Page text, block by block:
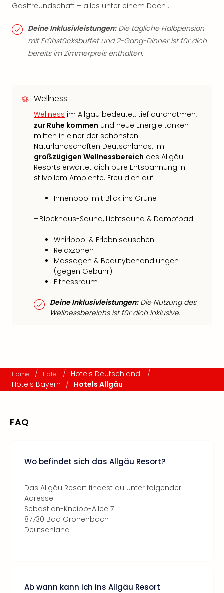
Gastfreundschaft – alles unter einem Dach .
Deine Inklusivleistungen:Die tägliche Halbpension
mit Frühstücksbuffet und 2-Gang-Dinner ist für dich
bereits im Zimmerpreis enthalten.
Wellness
Wellness im Allgäu bedeutet: tief durchatmen,
zur Ruhe kommen und neue Energie tanken –
mitten in einer der schönsten
Naturlandschaften Deutschlands. Im
großzügigen Wellnessbereich des Allgäu
Resorts erwartet dich pure Entspannung in
stilvollem Ambiente. Freu dich auf:
Innenpool mit Blick ins Grüne
+ Blockhaus-Sauna, Lichtsauna & Dampfbad
Whirlpool & Erlebnisduschen
Relaxzonen
Massagen & Beautybehandlungen
(gegen Gebühr)
Fitnessraum
Deine Inklusivleistungen:Die Nutzung des
Wellnessbereichs ist für dich inklusive.
Home / Hotel / Hotels Deutschland
/
Hotels Bayern / Hotels Allgäu
FAQ
Wo befindet sich das Allgäu Resort?
Das Allgäu Resort findest du unter folgender
Adresse:
Sebastian-Kneipp-Allee 7
87730 Bad Grönenbach
Deutschland
Ab wann kann ich ins Allgäu Resort